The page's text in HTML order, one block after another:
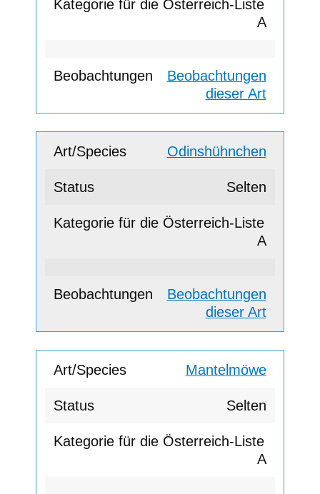
A
Beobachtungen
dieser Art
Odinshühnchen
Selten
A
Beobachtungen
dieser Art
Mantelmöwe
Selten
A